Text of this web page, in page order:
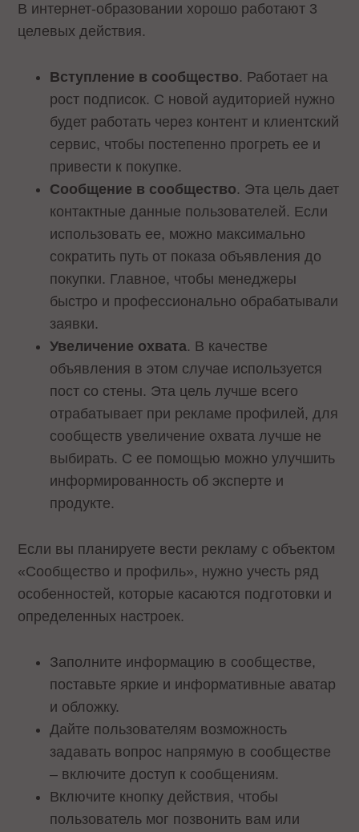
В интернет-образовании хорошо работают 3
целевых действия.
Вступление в сообщество. Работает на
рост подписок. С новой аудиторией нужно
будет работать через контент и клиентский
сервис, чтобы постепенно прогреть ее и
привести к покупке.
Сообщение в сообщество. Эта цель дает
контактные данные пользователей. Если
использовать ее, можно максимально
сократить путь от показа объявления до
покупки. Главное, чтобы менеджеры
быстро и профессионально обрабатывали
заявки.
Увеличение охвата. В качестве
объявления в этом случае используется
пост со стены. Эта цель лучше всего
отрабатывает при рекламе профилей, для
сообществ увеличение охвата лучше не
выбирать. С ее помощью можно улучшить
информированность об эксперте и
продукте.
Если вы планируете вести рекламу с объектом
«Сообщество и профиль», нужно учесть ряд
особенностей, которые касаются подготовки и
определенных настроек.
Заполните информацию в сообществе,
поставьте яркие и информативные аватар
и обложку.
Дайте пользователям возможность
задавать вопрос напрямую в сообществе
– включите доступ к сообщениям.
Включите кнопку действия, чтобы
пользователь мог позвонить вам или